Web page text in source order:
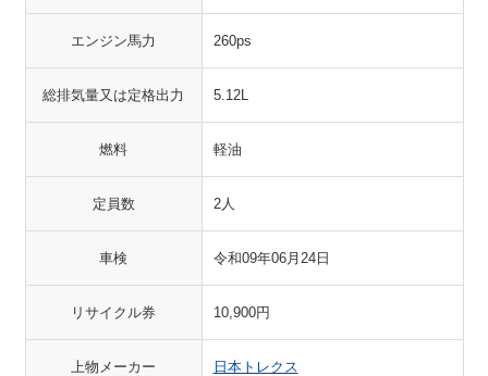
エンジン馬力 260ps
総排気量又は定格出力 5.12L
燃料 軽油
定員数 2人
車検 令和09年06月24日
リサイクル券 10,900円
上物メーカー 日本トレクス